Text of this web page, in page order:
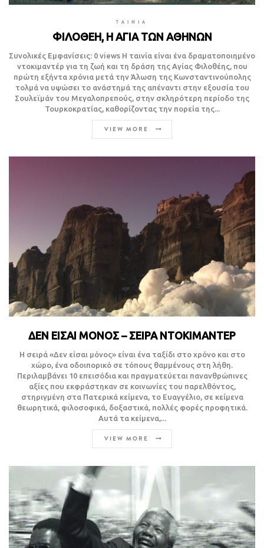
TAINIA
ΦΙΛΟΘΕΗ, Η ΑΓΙΑ ΤΩΝ ΑΘΗΝΩΝ
Συνολικές Εμφανίσεις: 0 views Η ταινία είναι ένα δραματοποιημένο
ντοκιμαντέρ για τη ζωή και τη δράση της Αγίας Φιλοθέης, που
πρώτη εξήντα χρόνια μετά την Άλωση της Κωνσταντινούπολης
τολμά να υψώσει το ανάστημά της απέναντι στην εξουσία του
Σουλεϊμάν του Μεγαλοπρεπούς, στην σκληρότερη περίοδο της
Τουρκοκρατίας, καθορίζοντας την πορεία της...
VIEW MORE
ΔΕΝ ΕΙΣΑΙ ΜΟΝΟΣ – ΣΕΙΡΑ ΝΤΟΚΙΜΑΝΤΕΡ
Η σειρά «Δεν είσαι μόνος» είναι ένα ταξίδι στο χρόνο και στο
χώρο, ένα οδοιπορικό σε τόπους θαμμένους στη λήθη.
Περιλαμβάνει 10 επεισόδια και πραγματεύεται πανανθρώπινες
αξίες που εκφράστηκαν σε κοινωνίες του παρελθόντος,
στηριγμένη στα Πατερικά κείμενα, το Ευαγγέλιο, σε κείμενα
θεωρητικά, φιλοσοφικά, δοξαστικά, πολλές φορές προφητικά.
Αυτά τα κείμενα,...
VIEW MORE